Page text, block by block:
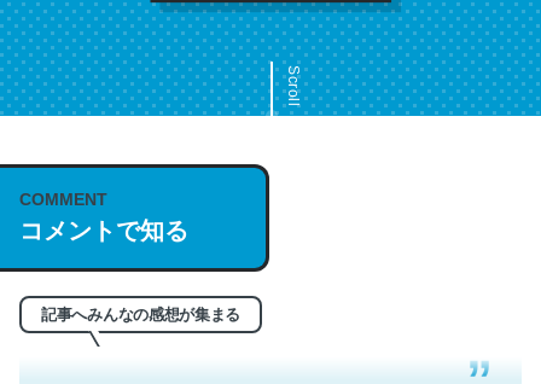
Scroll
COMMENT
コメントで知る
記事へみんなの感想が集まる
これは名文。彼はとてもクレバーなんだろうなと凄く思
う。英語少しでも読める人は原文もお勧め。自分はこの流
─今のこの状況が信じられるかい？ by ラーズ・ヌートバー